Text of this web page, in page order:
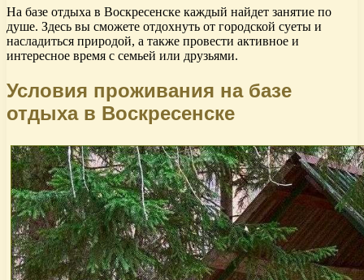
На базе отдыха в Воскресенске каждый найдет занятие по
душе. Здесь вы сможете отдохнуть от городской суеты и
насладиться природой, а также провести активное и
интересное время с семьей или друзьями.
Условия проживания на базе
отдыха в Воскресенске